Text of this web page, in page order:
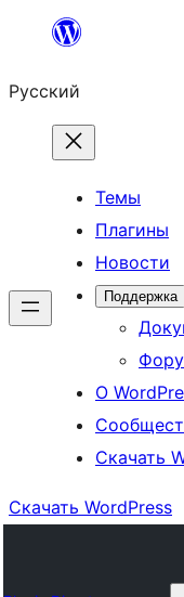
Перейти
содержимому
Русский
Темы
Плагины
Новости
Поддержка
О
Скачать
Скачать WordPress